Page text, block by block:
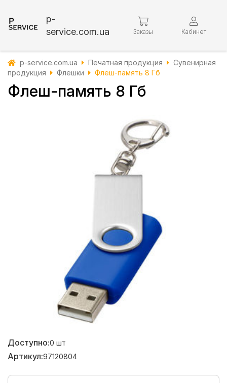
p-
service.com.ua
Заказы Кабинет
p-service.com.ua Печатная продукция
Сувенирная
продукция
Флешки Флеш-память 8 Гб
Флеш-память 8 Гб
Доступно:0 шт
Артикул:97120804